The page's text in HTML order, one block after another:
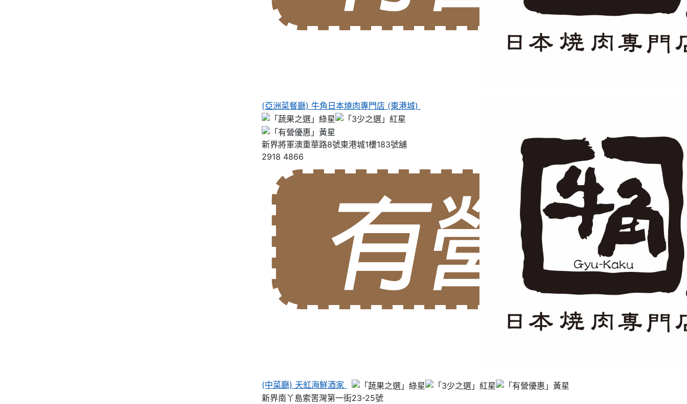
(亞洲菜餐廳) 牛角日本燒肉專門店 (東港城)
新界將軍澳重華路8號東港城1樓183號舖
2918 4866
(中菜廳) 天虹海鮮酒家
新界南丫島索罟灣第一街23-25號